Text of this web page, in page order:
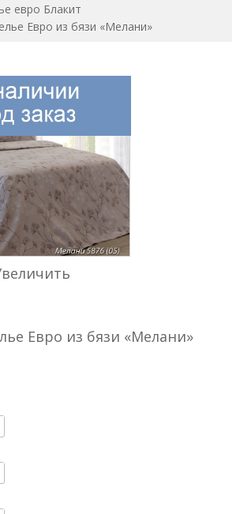
евро Блакит
Евро из бязи «Мелани»
Евро из бязи «Мелани»